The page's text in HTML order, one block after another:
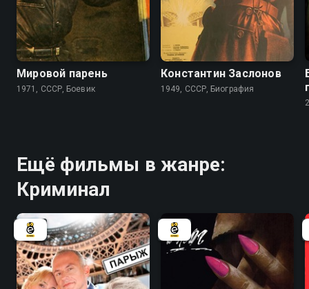
6.9
Мировой парень
1971, СССР, Боевик
Константин Заслонов
1949, СССР, Биография
Ещё фильмы в жанре:
Криминал